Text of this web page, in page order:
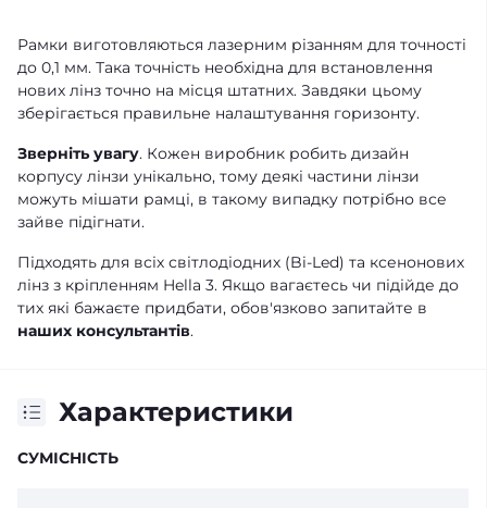
Рамки виготовляються лазерним різанням для точності
до 0,1 мм. Така точність необхідна для встановлення
нових лінз точно на місця штатних. Завдяки цьому
зберігається правильне налаштування горизонту.
Зверніть увагу. Кожен виробник робить дизайн
корпусу лінзи унікально, тому деякі частини лінзи
можуть мішати рамці, в такому випадку потрібно все
зайве підігнати.
Підходять для всіх світлодіодних (Bi-Led) та ксенонових
лінз з кріпленням Hella 3. Якщо вагаєтесь чи підійде до
тих які бажаєте придбати, обов'язково запитайте в
наших консультантів.
Характеристики
СУМІСНІСТЬ